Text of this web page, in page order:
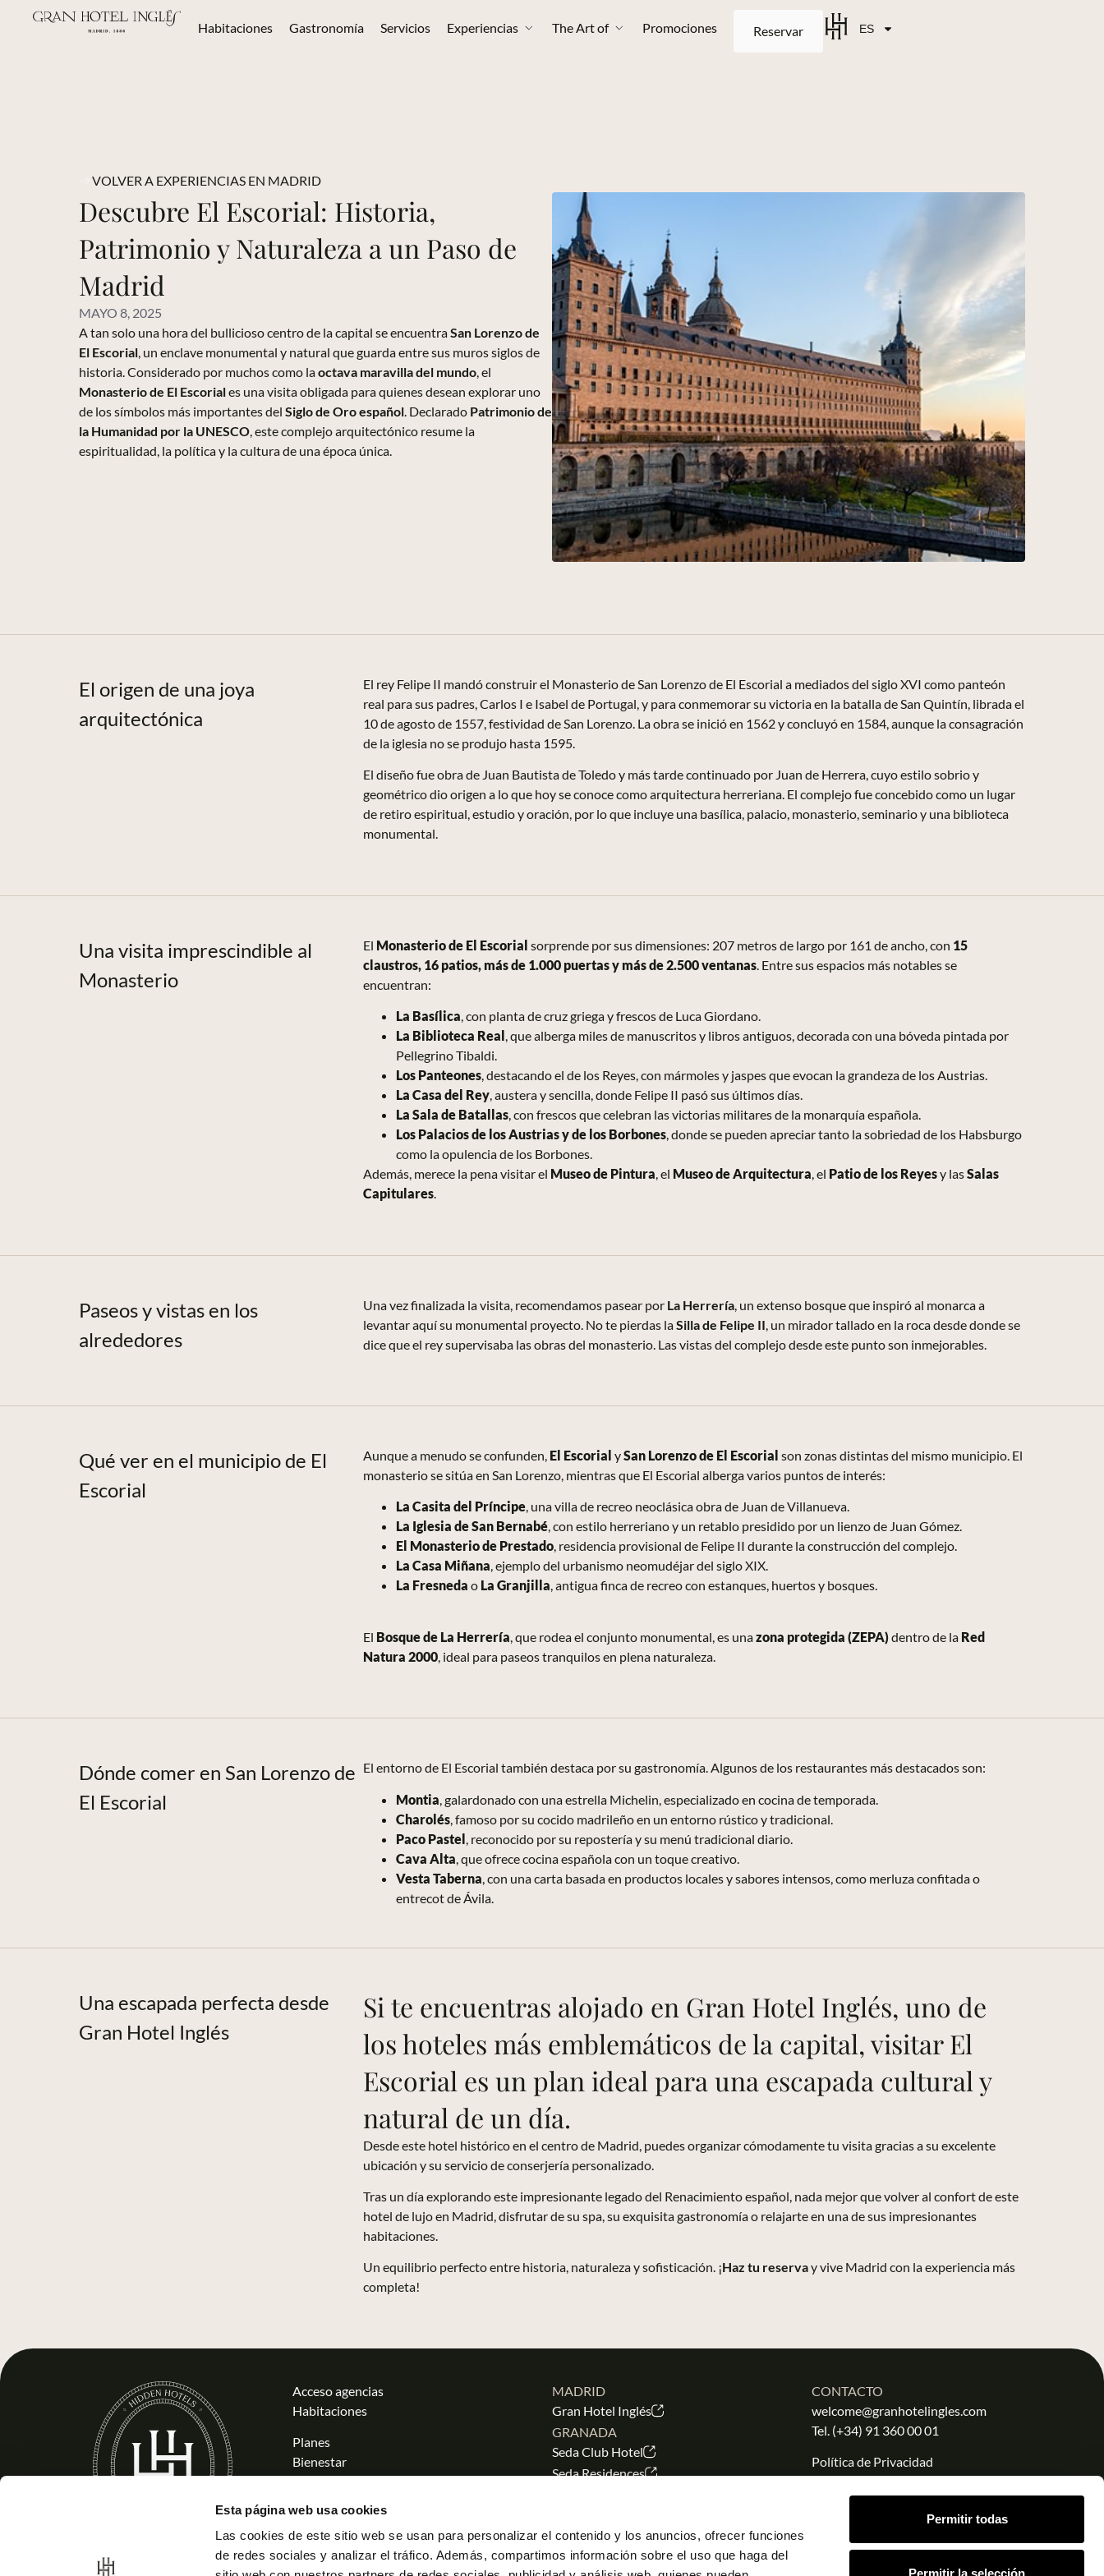
Esta página web usa cookies
Las cookies de este sitio web se usan para personalizar el contenido y los anuncios, ofrecer funciones
de redes sociales y analizar el tráfico. Además, compartimos información sobre el uso que haga del
Permitir todas
Permitir la selección
Habitaciones Gastronomía Servicios Experiencias The Art of Promociones Reservar ES
VOLVER A EXPERIENCIAS EN MADRID
Descubre El Escorial: Historia,
Patrimonio y Naturaleza a un Paso de
Madrid
MAYO 8, 2025
A tan solo una hora del bullicioso centro de la capital se encuentraSan Lorenzo de
El Escorial, un enclave monumental y natural que guarda entre sus muros siglos de
historia. Considerado por muchos como laoctava maravilla del mundo, el
Monasterio de El Escoriales una visita obligada para quienes desean explorar uno
de los símbolos más importantes del Siglo de Oro español. Declarado Patrimonio de
la Humanidad por la UNESCO, este complejo arquitectónico resume la
espiritualidad, la política y la cultura de una época única.
El origen de una joya
arquitectónica
El rey Felipe II mandó construir el Monasterio de San Lorenzo de El Escorial a mediados del siglo XVI como panteón
real para sus padres, Carlos I e Isabel de Portugal, y para conmemorar su victoria en la batalla de San Quintín, librada el
10 de agosto de 1557, festividad de San Lorenzo. La obra se inició en 1562 y concluyó en 1584, aunque la consagración
de la iglesia no se produjo hasta 1595.
El diseño fue obra de Juan Bautista de Toledo y más tarde continuado por Juan de Herrera, cuyo estilo sobrio y
geométrico dio origen a lo que hoy se conoce como arquitectura herreriana. El complejo fue concebido como un lugar
de retiro espiritual, estudio y oración, por lo que incluye una basílica, palacio, monasterio, seminario y una biblioteca
monumental.
Una visita imprescindible al
Monasterio
El Monasterio de El Escorial sorprende por sus dimensiones: 207 metros de largo por 161 de ancho, con 15
claustros, 16 patios, más de 1.000 puertas y más de 2.500 ventanas. Entre sus espacios más notables se
encuentran:
La Basílica, con planta de cruz griega y frescos de Luca Giordano.
La Biblioteca Real , que alberga miles de manuscritos y libros antiguos, decorada con una bóveda pintada por
PellegrinoTibaldi.
Los Panteones, destacando el de los Reyes, con mármoles y jaspes que evocan la grandeza de los Austrias.
La Casa del Rey, austera y sencilla, donde Felipe II pasó sus últimos días.
La Sala de Batallas, con frescos que celebran las victorias militares de la monarquía española.
Los Palacios de los Austrias y de los Borbones, donde se pueden apreciar tanto la sobriedad de los Habsburgo
como la opulencia de los Borbones.
Además, merece la pena visitar el Museo de Pintura, el Museo de Arquitectura, el Patio de los Reyesy lasSalas
Capitulares.
Paseos y vistas en los
alrededores
Una vez finalizada la visita, recomendamos pasear por La Herrería, un extenso bosque que inspiró al monarca a
levantar aquí su monumental proyecto. No te pierdas laSilla de Felipe II , un mirador tallado en la roca desde donde se
dice que el rey supervisaba las obras del monasterio. Las vistas del complejo desde este punto son inmejorables.
Qué ver en el municipio de El
Escorial
Aunque a menudo se confunden, El Escorial ySan Lorenzo de El Escorial son zonas distintas del mismo municipio. El
monasterio se sitúa en San Lorenzo, mientras que El Escorial alberga varios puntos de interés:
La Casita del Príncipe, una villa de recreo neoclásica obra de Juan de Villanueva.
La Iglesia de San Bernabé, con estilo herreriano y un retablo presidido por un lienzo de Juan Gómez.
El Monasterio de Prestado, residencia provisional de Felipe II durante la construcción del complejo.
La Casa Miñana, ejemplo del urbanismo neomudéjar del siglo XIX.
La Fresneda o La Granjilla, antigua finca de recreo con estanques, huertos y bosques.
El Bosque de La Herrería , que rodea el conjunto monumental, es unazona protegida (ZEPA)dentro de la Red
Natura 2000, ideal para paseos tranquilos en plena naturaleza.
Dónde comer en San Lorenzo de
El Escorial
El entorno de El Escorial también destaca por su gastronomía. Algunos de los restaurantes más destacados son:
Montia , galardonado con una estrella Michelin, especializado en cocina de temporada.
Charolés, famoso por su cocido madrileño en un entorno rústico y tradicional.
Paco Pastel , reconocido por su repostería y su menú tradicional diario.
Cava Alta , que ofrece cocina española con un toque creativo.
Vesta Taberna , con una carta basada en productos locales y sabores intensos, como merluza confitada o
entrecot de Ávila.
Una escapada perfecta desde
Gran Hotel Inglés
Si te encuentras alojado en Gran Hotel Inglés, uno de
los hoteles más emblemáticos de la capital, visitar El
Escorial es un plan ideal para una escapada cultural y
natural de un día.
Desde este hotel histórico en el centro de Madrid, puedes organizar cómodamente tu visita gracias a su excelente
ubicación y su servicio de conserjería personalizado.
Tras un día explorando este impresionante legado del Renacimiento español, nada mejor que volver al confort de este
hotel de lujo en Madrid, disfrutar de su spa, su exquisita gastronomía o relajarte en una de sus impresionantes
habitaciones.
Un equilibrio perfecto entre historia, naturaleza y sofisticación. ¡Haz tu reservay vive Madrid con la experiencia más
completa!
Acceso agencias
Habitaciones
Planes
Bienestar
Grupos y empresas
Inspírese
Trabaja con nosotros
MADRID
Gran Hotel Inglés
GRANADA
Seda Club Hotel
Seda Residences
Samaritana Suites
SEVILLA
CONTACTO
welcome@granhotelingles.com
Tel. (+34) 91 360 00 01
Política de Privacidad
Aviso Legal
Política de Cookies